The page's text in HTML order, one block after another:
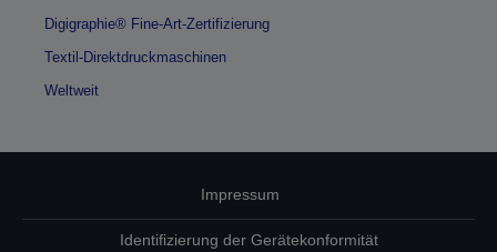
Digigraphie® Fine-Art-Zertifizierung
Textil-Direktdruckmaschinen
Weltweit
Impressum
Identifizierung der Gerätekonformität